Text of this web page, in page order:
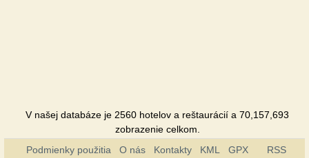
V našej databáze je 2560 hotelov a reštaurácií a 70,157,693
zobrazenie celkom.
Podmienky použitia
O nás Kontakty KML GPX RSS